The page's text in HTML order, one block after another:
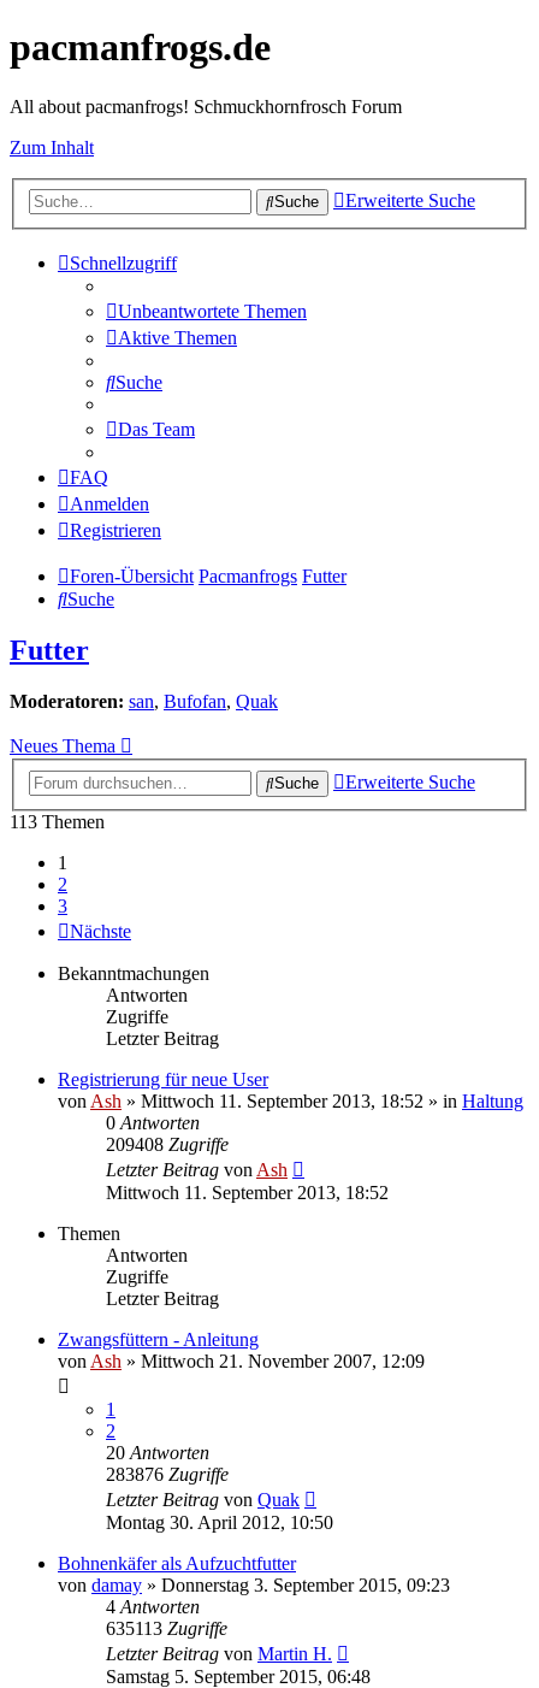
pacmanfrogs.de
All about pacmanfrogs! Schmuckhornfrosch Forum
Zum Inhalt
Suche Erweiterte Suche
Schnellzugriff
Unbeantwortete Themen
Aktive Themen
Suche
Das Team
FAQ
Anmelden
Registrieren
Foren-Übersicht Pacmanfrogs Futter
Suche
Futter
Moderatoren: san, Bufofan, Quak
Neues Thema
Suche
Erweiterte Suche
113 Themen
1
2
3
Nächste
Bekanntmachungen
Antworten
Zugriffe
Letzter Beitrag
Registrierung für neue User
von Ash » Mittwoch 11. September 2013, 18:52 » in Haltung
0 Antworten
209408 Zugriffe
Letzter Beitrag von Ash
Mittwoch 11. September 2013, 18:52
Themen
Antworten
Zugriffe
Letzter Beitrag
Zwangsfüttern - Anleitung
von Ash » Mittwoch 21. November 2007, 12:09
1
2
20 Antworten
283876 Zugriffe
Letzter Beitrag von Quak
Montag 30. April 2012, 10:50
Bohnenkäfer als Aufzuchtfutter
von damay » Donnerstag 3. September 2015, 09:23
4 Antworten
635113 Zugriffe
Letzter Beitrag von Martin H.
Samstag 5. September 2015, 06:48